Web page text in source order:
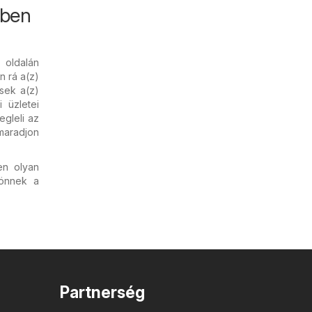
oldalán
rá a(z)
a(z)
üzletei
az
olyan
a
Partnerség